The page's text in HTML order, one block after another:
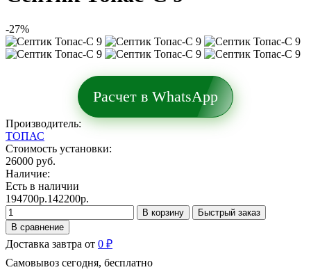
-27%
Расчет в WhatsApp
Производитель:
ТОПАС
Стоимость установки:
26000 руб.
Наличие:
Есть в наличии
194700р.142200р.
В корзину
Быстрый заказ
В сравнение
Доставка завтра от 0 ₽
Самовывоз сегодня, бесплатно